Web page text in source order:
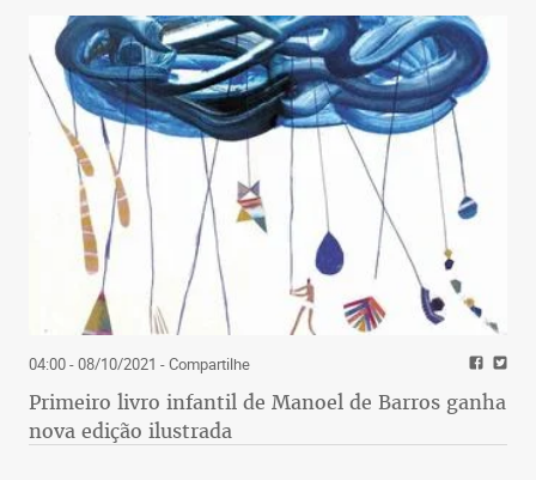
04:00 - 08/10/2021 - Compartilhe
Primeiro livro infantil de Manoel de Barros ganha
nova edição ilustrada